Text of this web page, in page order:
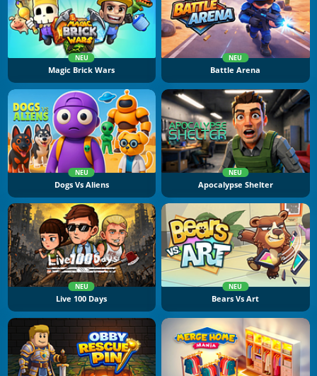
NEU
Magic Brick Wars
NEU
Battle Arena
NEU
Dogs Vs Aliens
NEU
Apocalypse Shelter
NEU
Live 100 Days
NEU
Bears Vs Art